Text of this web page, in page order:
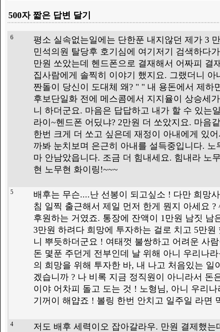
500자 짧은 답변 달기
6
평소 실속없는일에는 단한푼 내지않던 제가 3
민석의원 탈당후 호기심에 여기저기 검색하다
만원 쏘았는데 헨드폰으로 결재해서 어짜피 결
집사람에게 솔찍히 이야기 했지요. 그랬더니 아
짠돌이 당신이 도대체 왜? " " 내 용돈에서 제하
후보단일화 전에 메스콤에서 지지율이 상승세
니 하더군요. 마음은 답답하고 내가 할 수 있는
라이~헨드폰 어딨냐? 2만원 더 쏘았지요. 마음
한번 크게 더 쏘고 싶은데 재정이 아내에게 있
까봐 눈치보며 은근히 아내를 설득중입니다. 노
마 안남았읍니다. 조금 더 힘내세요. 힘내라 노
현 노무현 화이링!~~~
5
배후는 무슨....난 선봉이 되고싶소 ! 다만 희망
침 일찍 출근해서 제일 먼저 한게 뭔지 아세요 ?
후원하는 거였죠. 통장에 잔액이 1만원 남짓 남
3만원 하려다 희망에 투자하는 걸로 치고 5만원
니 뿌듯하더군요 ! 여태껏 불쌍하고 어려운 사
돈 몇푼 주던게 전부인데 날 위해 아니 우리나
의 희망을 위해 투자한 바, 내 나고 처음있는 일
겠습니까 ? 나 비록 지금 정직원이 아니라서 돈
이야 어차피 돌고 도는 것 ! 노형님, 아니 우리
기꺼이 해얍죠 ! 볼링 한번 안치고 일주일 라면
4
저도 배후 세력이오 잡아갈라우. 만원 결제했는